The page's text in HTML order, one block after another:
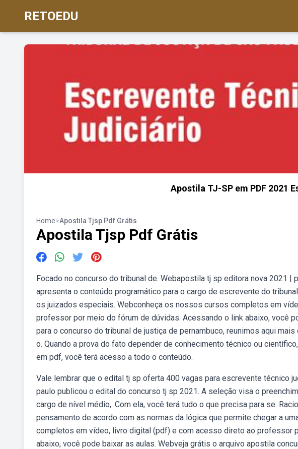
RETOEDU
Apostila TJ-SP em PDF 2021
Home>Apostila Tjsp Pdf Grátis
Apostila Tjsp Pdf Grátis
Focado no concurso do tribunal de. Webapostila tj sp editora nova 2021 |
apresenta o conteúdo programático para o cargo de escrevente do
os juizados especiais. Webconheça os nossos cursos completos em
professor por meio do fórum de dúvidas. Acessando o link abaixo, você
para o concurso do tribunal de justiça de pernambuco, reunimos aqui
o. Quando a prova do fato depender de conhecimento técnico ou
em pdf, você terá acesso a todo o conteúdo.
Vale lembrar que o edital tj sp oferta 400 vagas para escrevente técnico
paulo publicou o edital do concurso tj sp 2021. A seleção visa o
cargo de nível médio,. Com ela, você terá tudo o que precisa para se.
pensamento de acordo com as normas da lógica que permite chegar a
completos em vídeo, livro digital (pdf) e com acesso direto ao professor
abaixo, você pode baixar as aulas. Webveja grátis o arquivo apostila